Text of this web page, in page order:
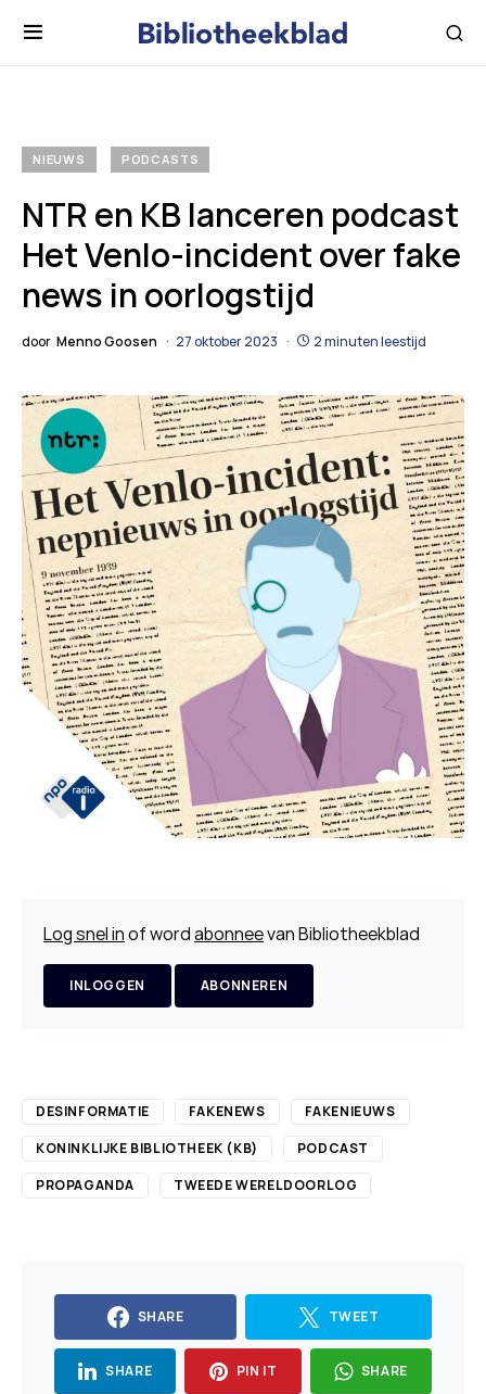
NIEUWS PODCASTS
NTR en KB lanceren podcast
Het Venlo-incident over fake
news in oorlogstijd
door Menno Goosen 27 oktober 2023 2 minuten leestijd
Log snel inof wordabonneevan Bibliotheekblad
INLOGGEN ABONNEREN
DESINFORMATIE FAKENEWS
FAKENIEUWS
KONINKLIJKE BIBLIOTHEEK (KB)
PODCAST
PROPAGANDA
TWEEDE WERELDOORLOG
SHARE TWEET
SHARE PIN IT SHARE